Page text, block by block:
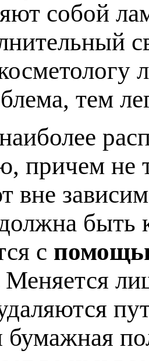
собой
тем
причем не
вне
быть
с
Меняется
бумажная